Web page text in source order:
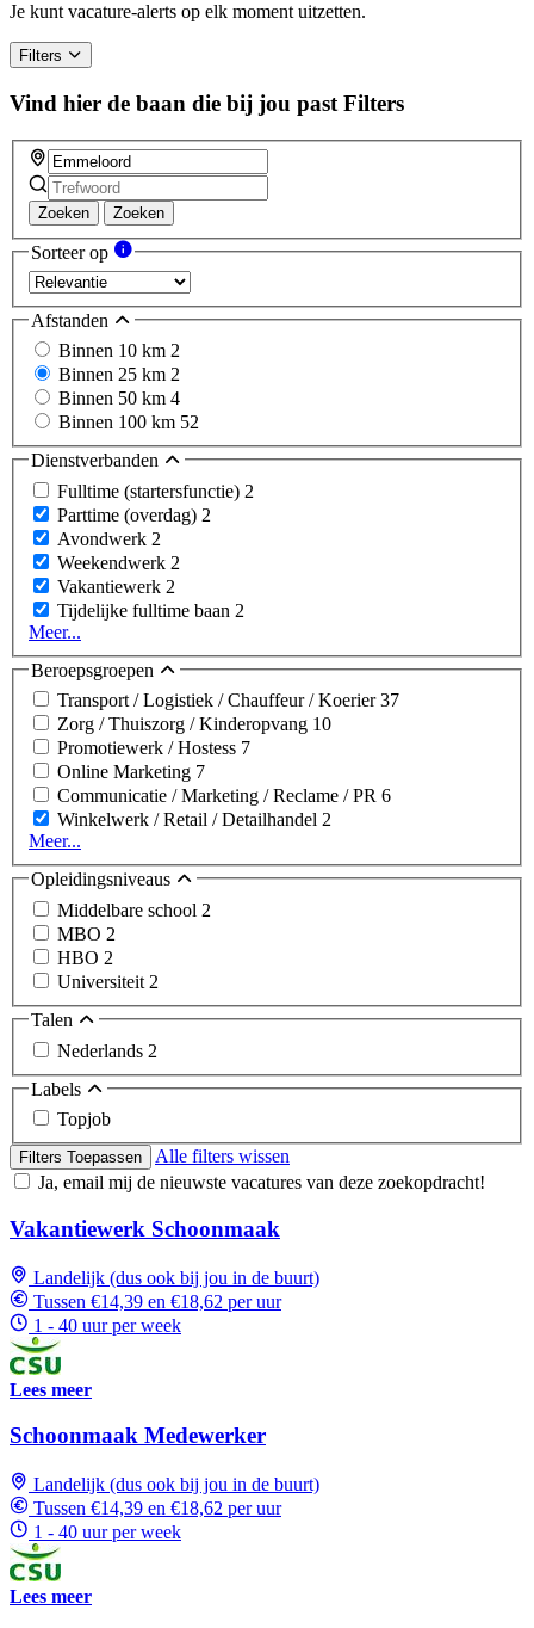
a
ignore
this
field
Je kunt vacature-alerts op elk moment uitzetten.
Filters
Vind hier de baan die bij jou past Filters
Zoeken Zoeken
Sorteer op
Afstanden
Binnen 10 km 2
Binnen 25 km 2
Binnen 50 km 4
Binnen 100 km 52
Dienstverbanden
Fulltime (startersfunctie) 2
Parttime (overdag) 2
Avondwerk 2
Weekendwerk 2
Vakantiewerk 2
Tijdelijke fulltime baan 2
Meer...
Beroepsgroepen
Transport / Logistiek / Chauffeur / Koerier37
Zorg / Thuiszorg / Kinderopvang 10
Promotiewerk / Hostess 7
Online Marketing 7
Communicatie / Marketing / Reclame / PR 6
Winkelwerk / Retail / Detailhandel 2
Meer...
Opleidingsniveaus
Middelbare school 2
MBO 2
HBO 2
Universiteit 2
Talen
Nederlands 2
Labels
Topjob
Filters Toepassen
Alle filters wissen
Ja, email mij de nieuwste vacatures van deze zoekopdracht!
Vakantiewerk Schoonmaak
Landelijk (dus ook bij jou in de buurt)
Tussen €14,39 en €18,62 per uur
1 - 40 uur per week
Lees meer
Schoonmaak Medewerker
Landelijk (dus ook bij jou in de buurt)
Tussen €14,39 en €18,62 per uur
1 - 40 uur per week
Lees meer